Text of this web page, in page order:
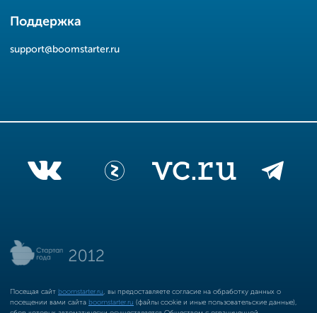
Поддержка
support@boomstarter.ru
Посещая сайт boomstarter.ru , вы предоставляете согласие на обработку данных о
посещении вами сайта boomstarter.ru (файлы cookie и иные пользовательские данные),